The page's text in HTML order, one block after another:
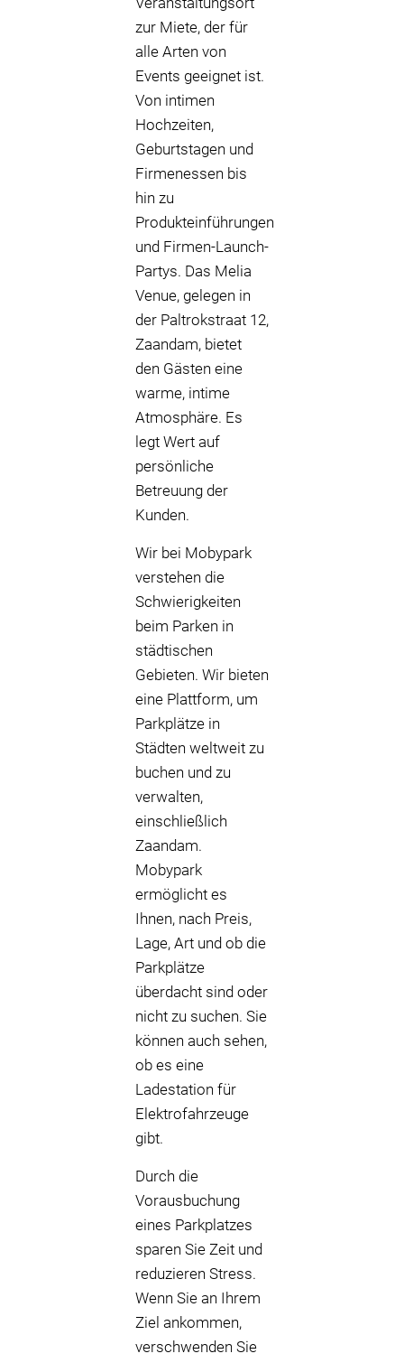
zur Miete, der für
alle Arten von
Events geeignet ist.
Von intimen
Hochzeiten,
Geburtstagen und
Firmenessen bis
hin zu
Produkteinführungen
und Firmen-Launch-
Partys. Das Melia
Venue, gelegen in
der Paltrokstraat 12,
Zaandam, bietet
den Gästen eine
warme, intime
Atmosphäre. Es
legt Wert auf
persönliche
Betreuung der
Kunden.
Wir bei Mobypark
verstehen die
Schwierigkeiten
beim Parken in
städtischen
Gebieten. Wir bieten
eine Plattform, um
Parkplätze in
Städten weltweit zu
buchen und zu
verwalten,
einschließlich
Zaandam.
Mobypark
ermöglicht es
Ihnen, nach Preis,
Lage, Art und ob die
Parkplätze
überdacht sind oder
nicht zu suchen. Sie
können auch sehen,
ob es eine
Ladestation für
Elektrofahrzeuge
gibt.
Durch die
Vorausbuchung
eines Parkplatzes
sparen Sie Zeit und
reduzieren Stress.
Wenn Sie an Ihrem
Ziel ankommen,
verschwenden Sie